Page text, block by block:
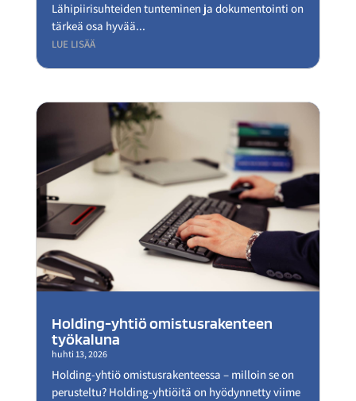
Lähipiirisuhteiden tunteminen ja dokumentointi on
tärkeä osa hyvää...
LUE LISÄÄ
Holding-yhtiö omistusrakenteen
työkaluna
huhti 13, 2026
Holding-yhtiö omistusrakenteessa – milloin se on
perusteltu? Holding-yhtiöitä on hyödynnetty viime